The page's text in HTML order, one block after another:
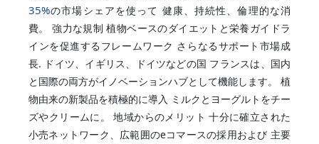
35%の市場シェアを使って 健康、持続性、倫理的な消
費。 強力な規制 植物ベースのダイエットと栄養ガイドラ
インを促進するフレームワーク さらなるサポート市場成
長. ドイツ、イギリス、ドイツなどの国 フランスは、国内
と国際の両方がイノベーションハブとして機能します。 植
物由来の新製品を積極的に導入 ミルクとヨーグルトをチー
ズやクリームに。 地域からのメリット 十分に確立された
小売ネットワーク、広範囲のeコマースの採用および 主要